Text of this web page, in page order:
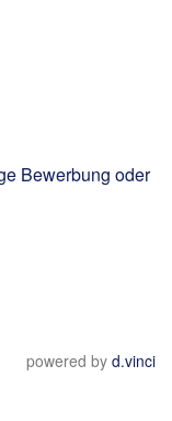
Bewerbung oder
powered by d.vinci